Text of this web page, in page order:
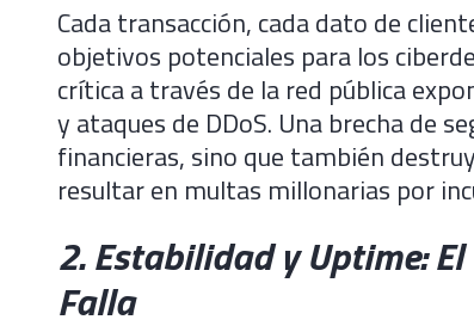
Cada transacción, cada dato de
objetivos potenciales para los
crítica a través de la red pública
y ataques de DDoS. Una brecha de
financieras, sino que también
resultar en multas millonarias por
2. Estabilidad y Uptime:
Falla